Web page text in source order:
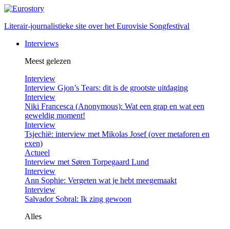
Literair-journalistieke site over het Eurovisie Songfestival
Interviews
Meest gelezen
Interview
Interview Gjon’s Tears: dit is de grootste uitdaging
Interview
Niki Francesca (Anonymous): Wat een grap en wat een
geweldig moment!
Interview
Tsjechië: interview met Mikolas Josef (over metaforen en
exen)
Actueel
Interview met Søren Torpegaard Lund
Interview
Ann Sophie: Vergeten wat je hebt meegemaakt
Interview
Salvador Sobral: Ik zing gewoon
Alles